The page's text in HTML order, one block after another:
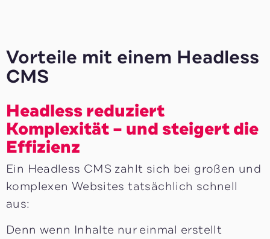
Vorteile mit einem Headless
CMS
Headless reduziert
Komplexität – und steigert die
Effizienz
Ein Headless CMS zahlt sich bei großen und
komplexen Websites tatsächlich schnell
aus:
Denn wenn Inhalte nur einmal erstellt